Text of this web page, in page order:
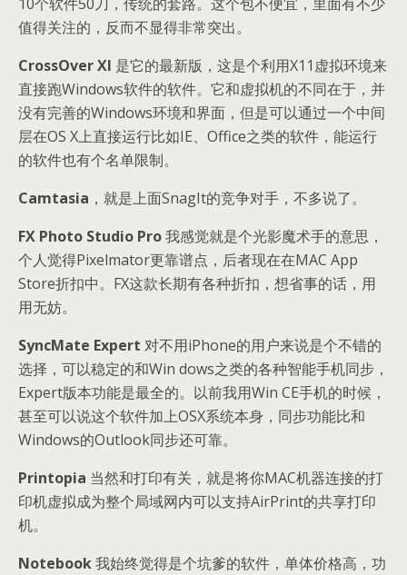
值得关注的，反而不显得非常突出。
CrossOver XI 是它的最新版，这是个利用X11虚拟环境来
直接跑Windows软件的软件。它和虚拟机的不同在于，并
没有完善的Windows环境和界面，但是可以通过一个中间
层在OS X上直接运行比如IE、Office之类的软件，能运行
的软件也有个名单限制。
Camtasia ，就是上面SnagIt的竞争对手，不多说了。
FX Photo Studio Pro我感觉就是个光影魔术手的意思，
个人觉得Pixelmator更靠谱点，后者现在在MAC App
Store折扣中。FX这款长期有各种折扣，想省事的话，用
用无妨。
SyncMate Expert 对不用iPhone的用户来说是个不错的
选择，可以稳定的和Win dows之类的各种智能手机同步，
Expert版本功能是最全的。以前我用Win CE手机的时候，
甚至可以说这个软件加上OSX系统本身，同步功能比和
Windows的Outlook同步还可靠。
Printopia 当然和打印有关，就是将你MAC机器连接的打
印机虚拟成为整个局域网内可以支持AirPrint的共享打印
机。
Notebook我始终觉得是个坑爹的软件，单体价格高，功